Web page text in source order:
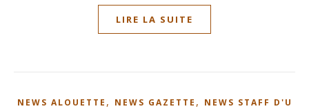
LIRE LA SUITE
NEWS ALOUETTE , NEWS GAZETTE , NEWS STAFF D'U